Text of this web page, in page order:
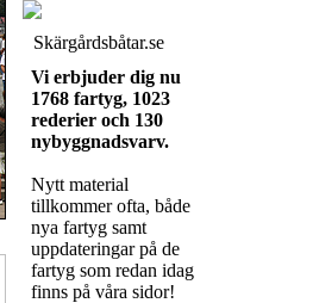
Skärgårdsbåtar.se
Vi erbjuder dig nu
1768 fartyg, 1023
rederier och 130
nybyggnadsvarv.
Nytt material
tillkommer ofta, både
nya fartyg samt
uppdateringar på de
fartyg som redan idag
finns på våra sidor!